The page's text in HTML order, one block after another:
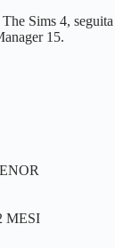
Sims 4,
15.
MESI